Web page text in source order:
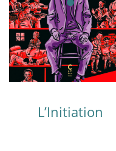
L’Initiation